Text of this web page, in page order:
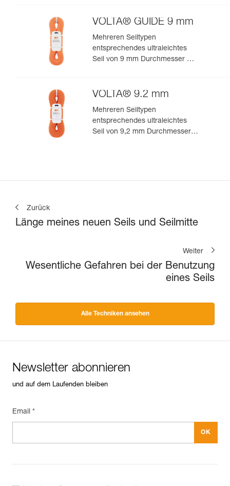
VOLTA® GUIDE 9 mm
Mehreren Seiltypen
entsprechendes ultraleichtes
Seil von 9 mm Durchmesser mit
Klettern oder Bergsteigen
VOLTA® 9.2 mm
Mehreren Seiltypen
entsprechendes ultraleichtes
Seil von 9,2 mm Durchmesser
Zurück
Länge meines neuen Seils und Seilmitte
Weiter
Wesentliche Gefahren bei der Benutzung
eines Seils
Alle Techniken ansehen
Newsletter abonnieren
und auf dem Laufenden bleiben
Email *